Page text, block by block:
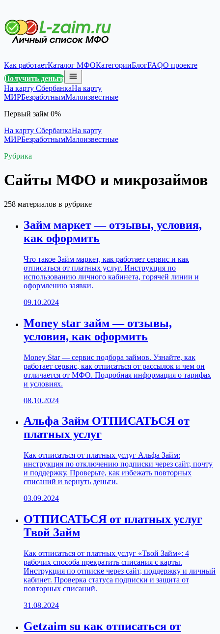
Как работаетКаталог МФОКатегорииБлогFAQО проекте
Получить деньги
На карту СбербанкаНа карту
МИРБезработнымМалоизвестные
Первый займ 0%
На карту СбербанкаНа карту
МИРБезработнымМалоизвестные
Рубрика
Сайты МФО и микрозаймов
258 материалов в рубрике
Займ маркет — отзывы, условия,
как оформить
Что такое Займ маркет, как работает сервис и как
отписаться от платных услуг. Инструкция по
использованию личного кабинета, горячей линии и
оформлению заявки.
09.10.2024
Money star займ — отзывы,
условия, как оформить
Money Star — сервис подбора займов. Узнайте, как
работает сервис, как отписаться от рассылок и чем он
отличается от МФО. Подробная информация о тарифах
и условиях.
08.10.2024
Альфа Займ ОТПИСАТЬСЯ от
платных услуг
Как отписаться от платных услуг Альфа Займ:
инструкция по отключению подписки через сайт, почту
и поддержку. Проверьте, как избежать повторных
списаний и вернуть деньги.
03.09.2024
ОТПИСАТЬСЯ от платных услуг
Твой Займ
Как отписаться от платных услуг «Твой Займ»: 4
рабочих способа прекратить списания с карты.
Инструкция по отписке через сайт, поддержку и личный
кабинет. Проверка статуса подписки и защита от
повторных списаний.
31.08.2024
Getzaim su как отписаться от